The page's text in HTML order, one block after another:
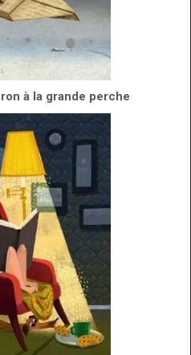
à la grande perche